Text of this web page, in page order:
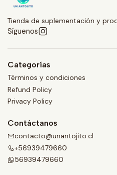
Tienda de suplementación y
Síguenos
Categorías
Términos y condiciones
Refund Policy
Privacy Policy
Contáctanos
contacto@unantojito.cl
+56939479660
56939479660